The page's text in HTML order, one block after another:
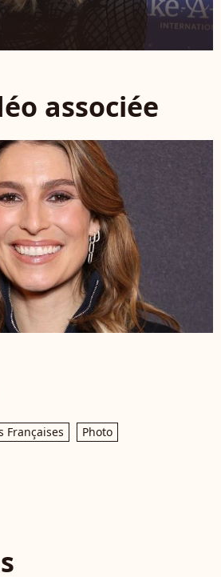
associée
Françaises Photo